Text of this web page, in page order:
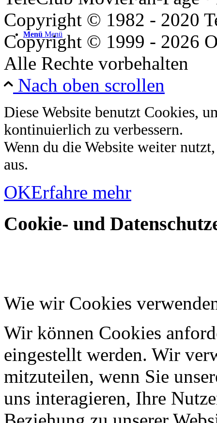
Menü Menü
Copyright © 1982 - 2020
Copyright © 1999 - 2026
Alle Rechte vorbehalten
Nach oben scrollen
Diese Website benutzt Cookies,
kontinuierlich zu verbessern.
Wenn du die Website weiter
aus.
OKErfahre mehr
Cookie- und
Wie wir Cookies
Wir können Cookies
eingestellt werden. Wir
mitzuteilen, wenn Sie
uns interagieren, Ihre